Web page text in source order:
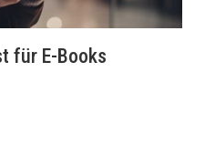
für E-Books